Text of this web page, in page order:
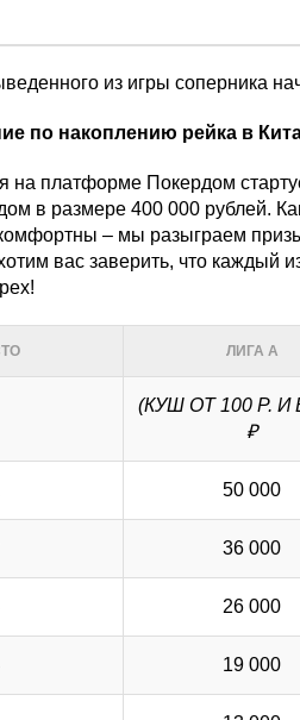
из игры соперника
по накоплению рейка в
на платформе Покердом
в размере 400 000 рублей.
– мы разыграем
вас заверить, что каждый
ЛИГА А
(КУШ ОТ 100 Р.
₽
50 000
36 000
26 000
19 000